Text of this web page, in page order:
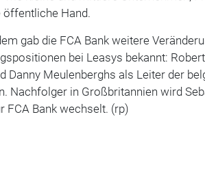
öffentliche Hand.
gab die FCA Bank weitere
bei Leasys bekannt:
Danny Meulenberghs als Leiter der
Nachfolger in Großbritannien wird
FCA Bank wechselt. (rp)